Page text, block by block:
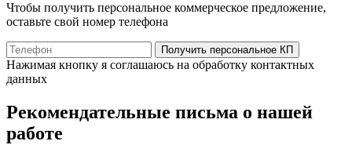
Чтобы получить персональное коммерческое предложение,
оставьте свой номер телефона
Получить персональное КП
Нажимая кнопку я соглашаюсь на обработку контактных
данных
Рекомендательные письма о нашей
работе